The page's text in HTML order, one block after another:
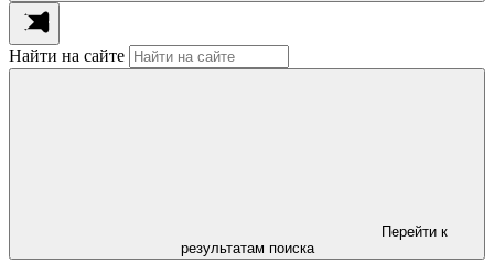
Найти на сайте
Перейти к
результатам поиска